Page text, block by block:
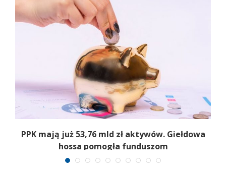
PPK mają już 53,76 mld zł aktywów. Giełdowa
hossa pomogła funduszom